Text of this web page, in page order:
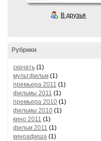
В друзья
Рубрики
скачать (1)
мультфильм (1)
премьера 2011 (1)
фильмы 2011 (1)
премьера 2010 (1)
фильмы 2010 (1)
кино 2011 (1)
фильм 2011 (1)
киноафиша (1)